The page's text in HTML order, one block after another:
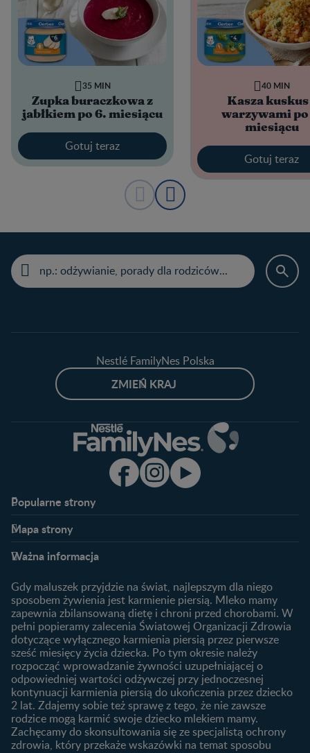
Zupka buraczkowa z
jabłkiem po 6. miesiącu
35 MIN
Gotuj teraz
Kasza kuskus
warzywami po
miesiącu
40 MIN
Gotuj teraz
Nestlé FamilyNes Polska
ZMIEŃ KRAJ
Popularne strony​
Kontakt
FAQ
Produkty
Wyszukiwarka produktów
Nasze marki
Mapa strony​
Plamienie implantacyjne –
Jak zaplanować płeć
dziecka?
Jak rozpoznać dni płodne?
Badania przed ciążą
Planowanie urlopu
macierzyńskiego
1. trymestr ciąży
2. trymestr ciąży
3. trymestr ciąży
Rozwój dziecka
Kalendarz rozwoju dziecka
Skoki rozwojowe
Żywienie dziecka
10 sposobów jak poprawić
laktację
Jakie mleko następne
Ważna informacja
Gdy maluszek przyjdzie na świat, najlepszym dla niego
sposobem żywienia jest karmienie piersią. Mleko mamy
zapewnia zbilansowaną dietę i chroni przed chorobami. W
pełni popieramy zalecenia Światowej Organizacji Zdrowia
dotyczące wyłącznego karmienia piersią przez pierwsze
sześć miesięcy życia dziecka. Po tym okresie należy
rozpocząć wprowadzanie żywności uzupełniającej o
odpowiedniej wartości odżywczej przy jednoczesnej
kontynuacji karmienia piersią do ukończenia przez dziecko
2 lat. Zdajemy sobie też sprawę z tego, że nie zawsze
rodzice mogą karmić swoje dziecko mlekiem mamy.
Zachęcamy do skonsultowania się ze specjalistą ochrony
zdrowia, który przekaże wskazówki na temat sposobu